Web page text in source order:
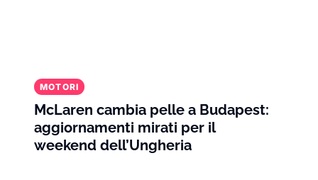
MOTORI
McLaren cambia pelle a Budapest:
aggiornamenti mirati per il
weekend dell’Ungheria